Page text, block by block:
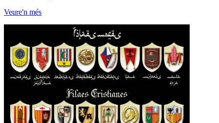
Veure'n més